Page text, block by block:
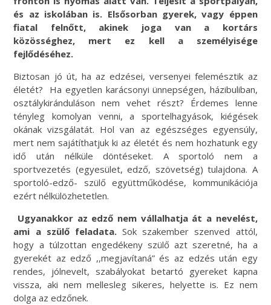
és az iskolában is. Elsősorban gyerek, vagy éppen
fiatal felnőtt, akinek joga van a kortárs
közösséghez, mert ez kell a személyisége
fejlődéséhez.
Biztosan jó út, ha az edzései, versenyei felemésztik az
életét? Ha egyetlen karácsonyi ünnepségen, házibuliban,
osztálykiránduláson nem vehet részt? Érdemes lenne
tényleg komolyan venni, a sportelhagyások, kiégések
okának vizsgálatát. Hol van az egészséges egyensúly,
mert nem sajátíthatjuk ki az életét és nem hozhatunk egy
idő után nélküle döntéseket. A sportoló nem a
sportvezetés (egyesület, edző, szövetség) tulajdona. A
sportoló-edző- szülő együttműködése, kommunikációja
ezért nélkülözhetetlen.
Ugyanakkor az edző nem vállalhatja át a nevelést,
ami a szülő feladata.Sok szakember szenved attól,
hogy a túlzottan engedékeny szülő azt szeretné, ha a
gyerekét az edző ,,megjavítaná” és az edzés után egy
rendes, jólnevelt, szabályokat betartó gyereket kapna
vissza, aki nem mellesleg sikeres, helyette is. Ez nem
dolga az edzőnek.